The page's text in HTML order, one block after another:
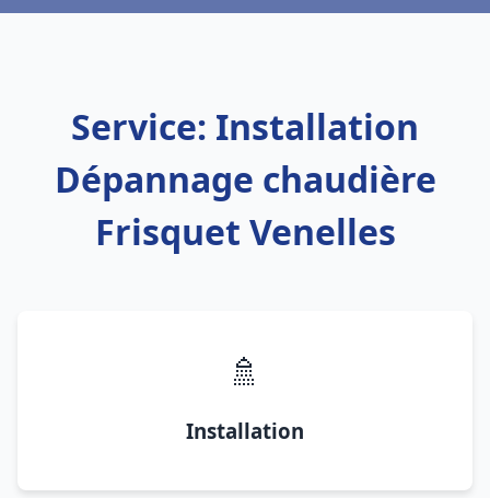
Service: Installation
Dépannage chaudière
Frisquet Venelles
🚿
Installation